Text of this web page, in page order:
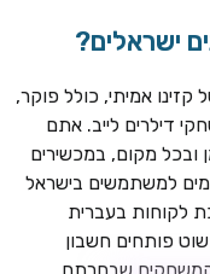
חבילת קבלת פנים: בונוס 100% עד 300€ + 100 ספיני בונוס על
בונוס מתגלגל עד 2,000 ₪ + 200 ספינים חינם לשחקנים
ישראלים?
קזינו אמיתי, כולל פוקר,
דילרים לייב. אתם
ובכל מקום, במכשירים
למשתמשים בישראל
לקוחות בעברית
פותחים חשבון